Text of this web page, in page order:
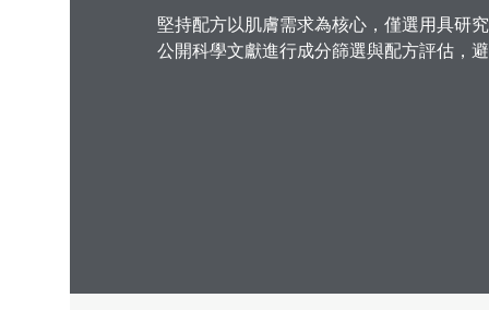
堅持配方以肌膚需求為核心，僅選用具研
公開科學文獻進行成分篩選與配方評估，